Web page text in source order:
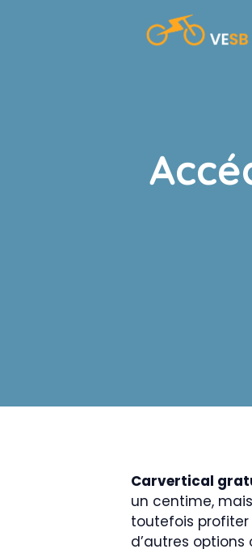
Carvertical
un centime,
toutefois profiter
d’autres